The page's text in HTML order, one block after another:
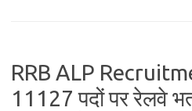
RRB ALP
11127 पदों पर रेलवे